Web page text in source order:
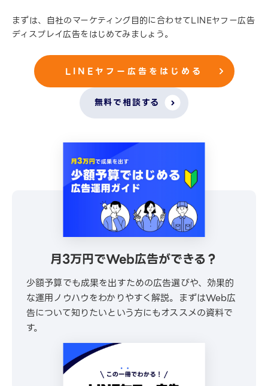
まずは、自社のマーケティング目的に合わせてLINEヤフー広告
ディスプレイ広告をはじめてみましょう。
LINEヤフー広告をはじめる
無料で相談する
月3万円でWeb広告ができる？
少額予算でも成果を出すための広告選びや、効果的
な運用ノウハウをわかりやすく解説。まずはWeb広
告について知りたいという方にもオススメの資料で
す。
\ 30秒でかんたんダウンロード /
無料でダウンロードする